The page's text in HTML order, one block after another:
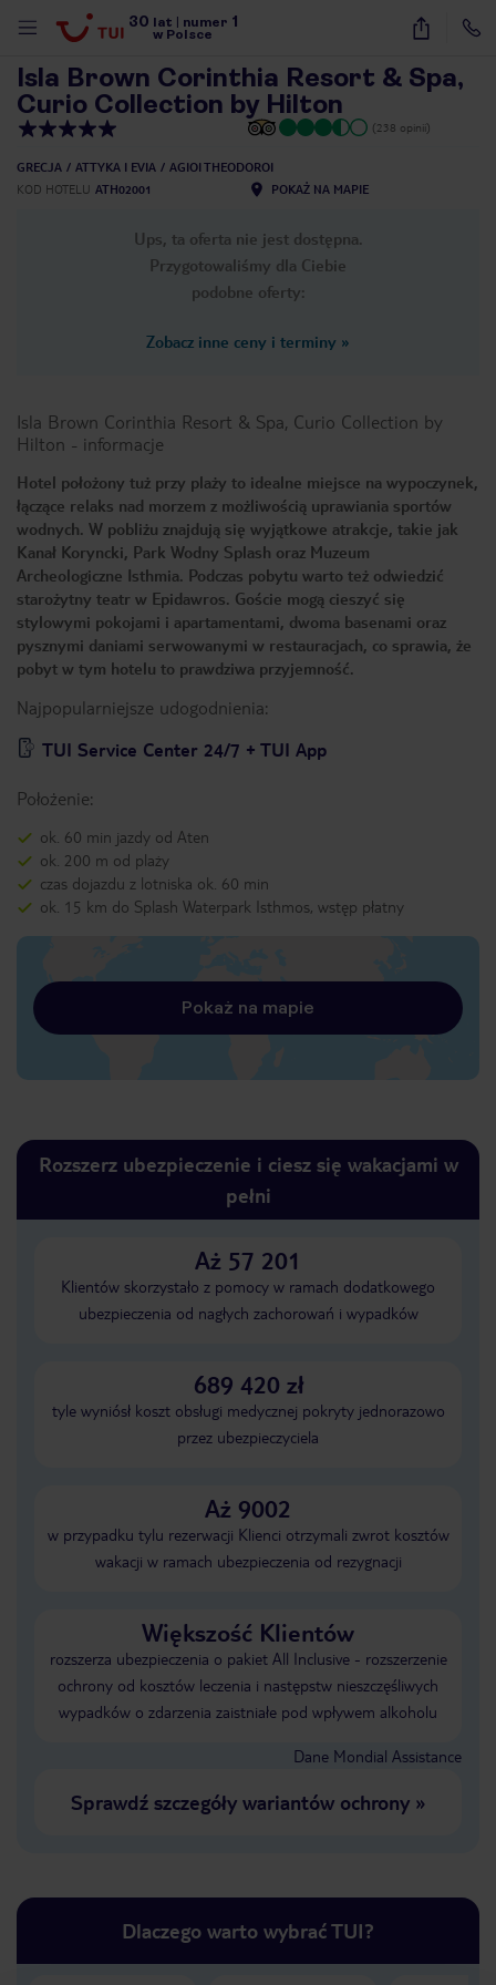
30 lat numer 1
w Polsce
69
Isla Brown Corinthia Resort & Spa,
Curio Collection by Hilton
(238 opinii)
GRECJA ATTYKA I EVIA
AGIOI THEODOROI
KOD HOTELU ATH02001 POKAŻ NA MAPIE
Ups, ta oferta nie jest dostępna.
Przygotowaliśmy dla Ciebie
podobne oferty:
Zobacz inne ceny i terminy »
Isla Brown Corinthia Resort & Spa, Curio Collection by
Hilton - informacje
Hotel położony tuż przy plaży to idealne miejsce na wypoczynek,
łączące relaks nad morzem z możliwością uprawiania sportów
wodnych. W pobliżu znajdują się wyjątkowe atrakcje, takie jak
Kanał Koryncki, Park Wodny Splash oraz Muzeum
Archeologiczne Isthmia. Podczas pobytu warto też odwiedzić
starożytny teatr w Epidawros. Goście mogą cieszyć się
stylowymi pokojami i apartamentami, dwoma basenami oraz
pysznymi daniami serwowanymi w restauracjach, co sprawia, że
pobyt w tym hotelu to prawdziwa przyjemność.
Najpopularniejsze udogodnienia:
TUI Service Center 24/7 + TUI App
Położenie:
ok. 60 min jazdy od Aten
ok. 200 m od plaży
czas dojazdu z lotniska ok. 60 min
ok. 15 km do Splash Waterpark Isthmos, wstęp płatny
Pokaż na mapie
Rozszerz ubezpieczenie i ciesz się wakacjami w
pełni
Aż 57 201
Klientów skorzystało z pomocy w ramach dodatkowego
ubezpieczenia od nagłych zachorowań i wypadków
689 420 zł
tyle wyniósł koszt obsługi medycznej pokryty jednorazowo
przez ubezpieczyciela
Aż 9002
w przypadku tylu rezerwacji Klienci otrzymali zwrot kosztów
wakacji w ramach ubezpieczenia od rezygnacji
Większość Klientów
rozszerza ubezpieczenia o pakiet All Inclusive - rozszerzenie
ochrony od kosztów leczenia i następstw nieszczęśliwych
wypadków o zdarzenia zaistniałe pod wpływem alkoholu
Dane Mondial Assistance
Sprawdź szczegóły wariantów ochrony»
Dlaczego warto wybrać TUI?